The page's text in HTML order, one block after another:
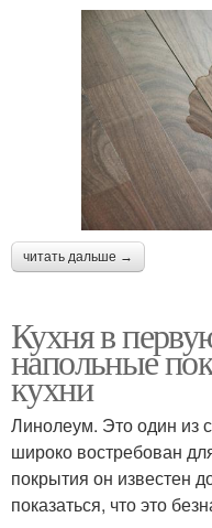
читать дальше →
Кухня в
напольные
кухни
Линолеум. Это один из
широко востребован
покрытия он известен
показаться, что это